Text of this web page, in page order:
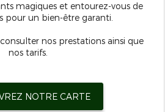
magiques et entourez-vous de
pour un bien-être garanti.
nos prestations ainsi que
nos tarifs.
NOTRE CARTE